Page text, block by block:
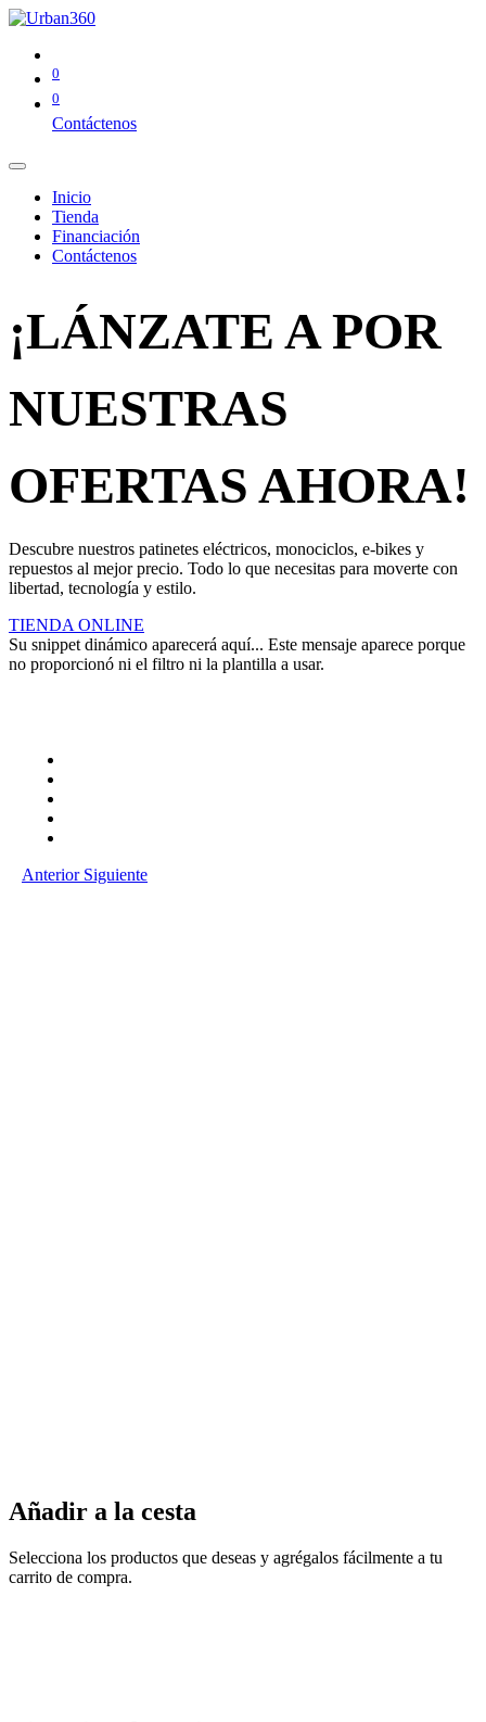
0
0
Contáctenos
Inicio
Tienda
Financiación
Contáctenos
¡LÁNZATE A POR
NUESTRAS
OFERTAS AHORA!
Descubre nuestros patinetes eléctricos, monociclos, e-bikes y
repuestos al mejor precio. Todo lo que necesitas para moverte con
libertad, tecnología y estilo.
TIENDA ONLINE
Su snippet dinámico aparecerá aquí... Este mensaje aparece porque
no proporcionó ni el filtro ni la plantilla a usar.
Anterior Siguiente
Añadir a la cesta
Selecciona los productos que deseas y agrégalos fácilmente a tu
carrito de compra.